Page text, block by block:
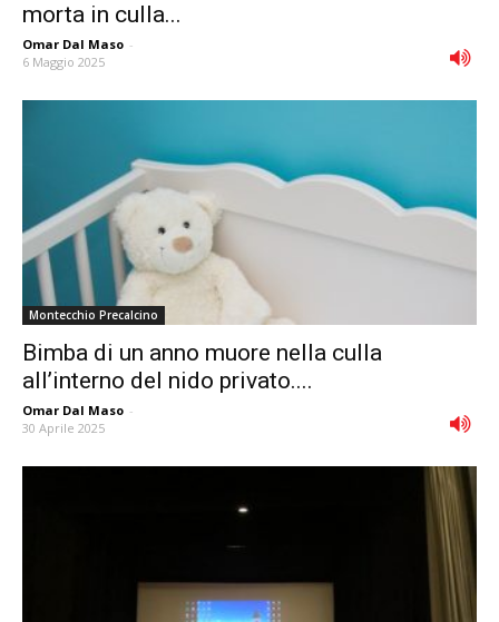
morta in culla...
Omar Dal Maso -
6 Maggio 2025
Montecchio Precalcino
Bimba di un anno muore nella culla
all’interno del nido privato....
Omar Dal Maso -
30 Aprile 2025